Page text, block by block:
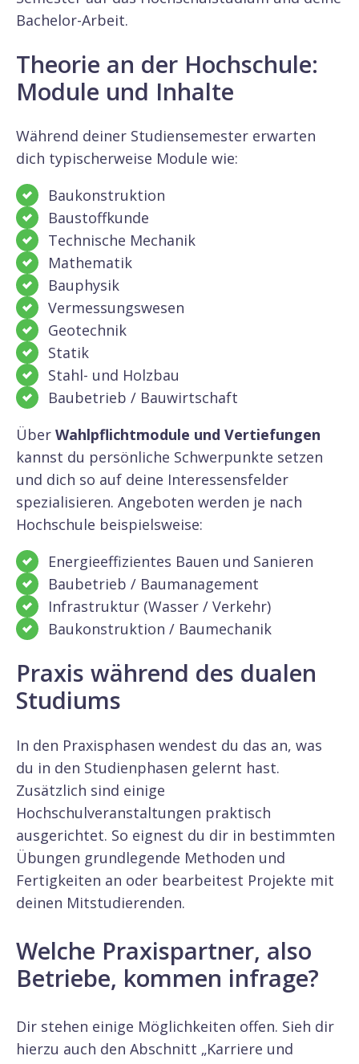
Bachelor-Arbeit.
Theorie an der Hochschule:
Module und Inhalte
Während deiner Studiensemester erwarten
dich typischerweise Module wie:
Baukonstruktion
Baustoffkunde
Technische Mechanik
Mathematik
Bauphysik
Vermessungswesen
Geotechnik
Statik
Stahl- und Holzbau
Baubetrieb / Bauwirtschaft
Über Wahlpflichtmodule und Vertiefungen
kannst du persönliche Schwerpunkte setzen
und dich so auf deine Interessensfelder
spezialisieren. Angeboten werden je nach
Hochschule beispielsweise:
Energieeffizientes Bauen und Sanieren
Baubetrieb / Baumanagement
Infrastruktur (Wasser / Verkehr)
Baukonstruktion / Baumechanik
Praxis während des dualen
Studiums
In den Praxisphasen wendest du das an, was
du in den Studienphasen gelernt hast.
Zusätzlich sind einige
Hochschulveranstaltungen praktisch
ausgerichtet. So eignest du dir in bestimmten
Übungen grundlegende Methoden und
Fertigkeiten an oder bearbeitest Projekte mit
deinen Mitstudierenden.
Welche Praxispartner, also
Betriebe, kommen infrage?
Dir stehen einige Möglichkeiten offen. Sieh dir
hierzu auch den Abschnitt „Karriere und